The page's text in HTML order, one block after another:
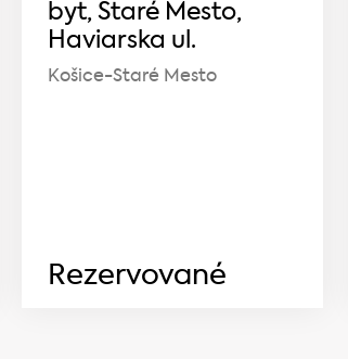
byt, Staré Mesto,
Haviarska ul.
Košice-Staré Mesto
Rezervované